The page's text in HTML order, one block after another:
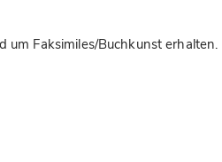
um Faksimiles/Buchkunst